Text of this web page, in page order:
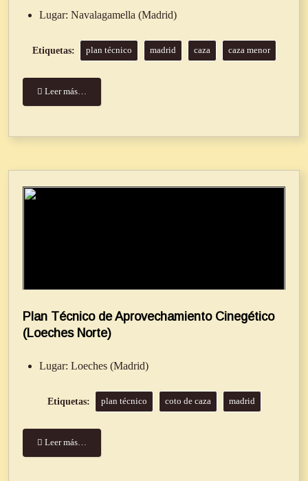
Lugar: Navalagamella (Madrid)
plan técnico madrid caza caza menor
Leer más…
Plan Técnico de Aprovechamiento Cinegético
(Loeches Norte)
Lugar: Loeches (Madrid)
plan técnico coto de caza madrid
Leer más…